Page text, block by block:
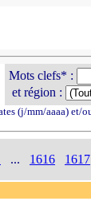
Mots clefs* :
et région :
(j/mm/aaaa) et/
... 1616 1617